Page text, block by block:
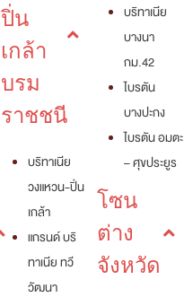
ปิ่น
เกล้า
บรม
ราชชนี
บริทาเนีย
วงแหวน-ปิ่น
เกล้า
แกรนด์ บริ
ทาเนีย ทวี
วัฒนา
บริทาเนีย
บางนา
กม.42
ไบรตัน
บางปะกง
ไบรตัน อมตะ
– ศุขประยูร
โซน
ต่าง
จังหวัด